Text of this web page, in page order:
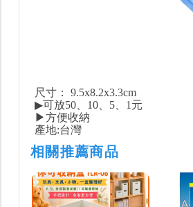
尺寸： 9.5x8.2x3.3cm
▶可放50、10、5、1元
▶方便收納
產地:台灣
相關推薦商品